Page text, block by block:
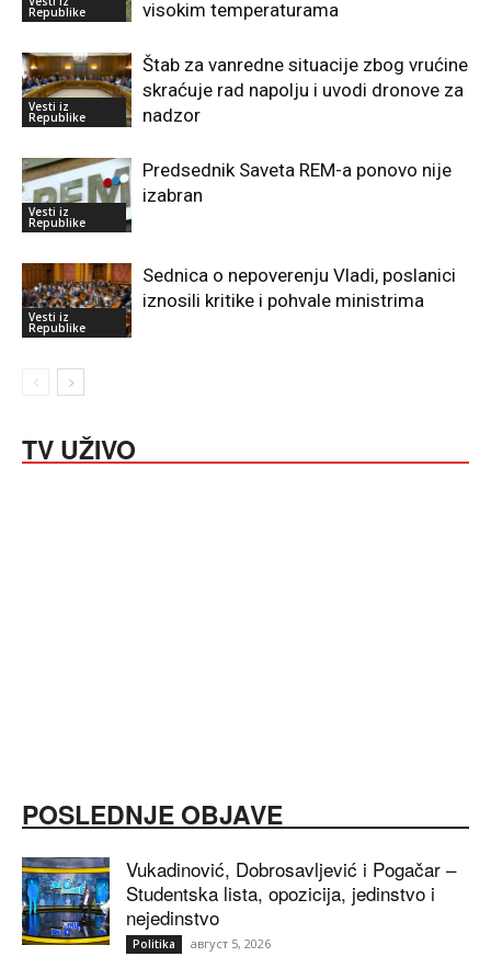
Republike visokim temperaturama
Vesti iz
Republike
Štab za vanredne situacije zbog vrućine
skraćuje rad napolju i uvodi dronove za
nadzor
Vesti iz
Republike
Predsednik Saveta REM-a ponovo nije
izabran
Vesti iz
Republike
Sednica o nepoverenju Vladi, poslanici
iznosili kritike i pohvale ministrima
TV UŽIVO
POSLEDNJE OBJAVE
Vukadinović, Dobrosavljević i Pogačar –
Studentska lista, opozicija, jedinstvo i
nejedinstvo
Politika август 5, 2026